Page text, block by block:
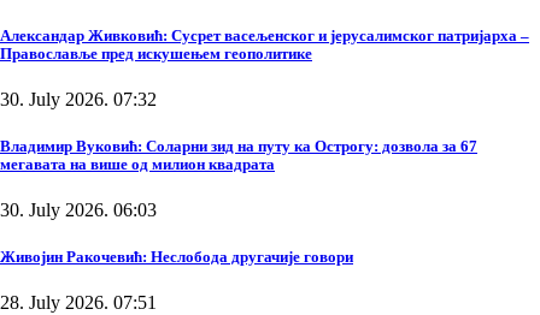
Александар Живковић: Сусрет васељенског и јерусалимског патријарха –
Православље пред искушењем геополитике
30. July 2026. 07:32
Владимир Вуковић: Соларни зид на путу ка Острогу: дозвола за 67
мегавата на више од милион квадрата
30. July 2026. 06:03
Живојин Ракочевић: Неслобода другачије говори
28. July 2026. 07:51